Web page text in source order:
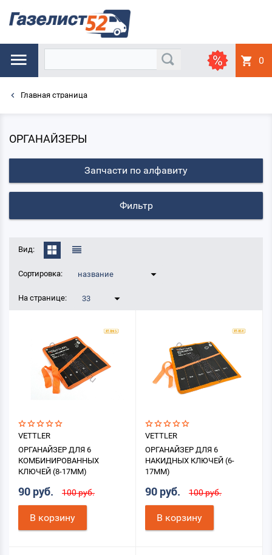
0
Главная страница
ОРГАНАЙЗЕРЫ
Запчасти по алфавиту
Фильтр
Вид:
Сортировка: название
На странице: 33
VETTLER
ОРГАНАЙЗЕР ДЛЯ 6
КОМБИНИРОВАННЫХ
КЛЮЧЕЙ (8-17ММ)
90 руб. 100 руб.
В корзину
VETTLER
ОРГАНАЙЗЕР ДЛЯ 6
НАКИДНЫХ КЛЮЧЕЙ (6-
17ММ)
90 руб. 100 руб.
В корзину